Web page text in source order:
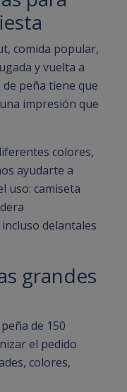
comida popular,
y vuelta a
peña tiene que
impresión que
colores,
ayudarte a
uso: camiseta
delantales
grandes
de 150
el pedido
colores,